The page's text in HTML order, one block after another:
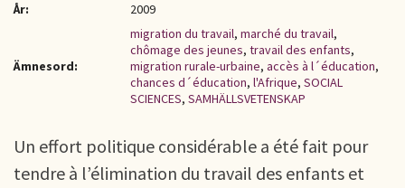
År:
2009
Ämnesord:
migration du travail, marché du travail,
chômage des jeunes, travail des enfants,
migration rurale-urbaine, accès à l´éducation,
chances d´éducation, l'Afrique, SOCIAL
SCIENCES, SAMHÄLLSVETENSKAP
Un effort politique considérable a été fait pour
tendre à l’élimination du travail des enfants et